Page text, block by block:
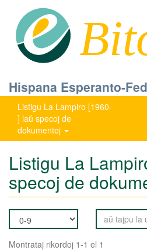
Hispana Esperanto-
Listigu La Lampiro [1960-
] laŭ specoj de
dokumentoj
Listigu La
specoj de
Montrataj rikordoj 1-1 el 1